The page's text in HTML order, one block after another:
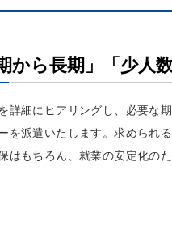
期から長期」「少
詳細にヒアリングし、必要な
を派遣いたします。求められ
はもちろん、就業の安定化の